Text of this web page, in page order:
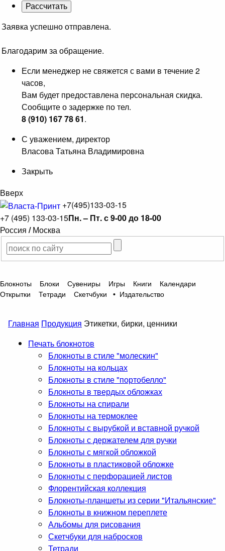
Заявка успешно отправлена.
Благодарим за обращение.
Если менеджер не свяжется с вами в течение 2
часов,
Вам будет предоставлена персональная скидка.
Сообщите о задержке по тел.
8 (910) 167 78 61.
С уважением, директор
Власова Татьяна Владимировна
Закрыть
Вверх
+7(495)133-03-15
+7 (495) 133-03-15Пн. – Пт. с 9-00 до 18-00
Россия / Москва
Блокноты Блоки Сувениры Игры Книги
Календари
Открытки
Тетради Скетчбуки • Издательство
Главная Продукция Этикетки, бирки, ценники
Печать блокнотов
Блокноты в стиле "молескин"
Блокноты на кольцах
Блокноты в стиле "портобелло"
Блокноты в твердых обложках
Блокноты на спирали
Блокноты на термоклее
Блокноты с вырубкой и вставной ручкой
Блокноты с держателем для ручки
Блокноты с мягкой обложкой
Блокноты в пластиковой обложке
Блокноты с перфорацией листов
Флорентийская коллекция
Блокноты-планшеты из серии "Итальянские"
Блокноты в книжном переплете
Альбомы для рисования
Скетчбуки для набросков
Тетради